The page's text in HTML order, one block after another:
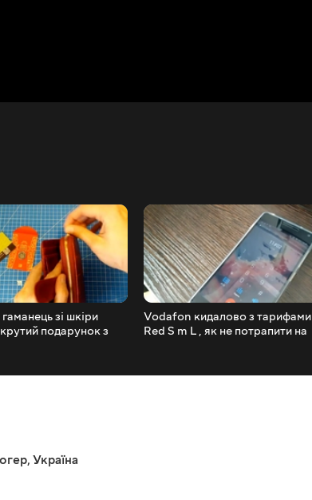
зі шкіри
подарунок з
Vodafon кидалово з тарифами
Red S m L , як не потрапити на
, Україна